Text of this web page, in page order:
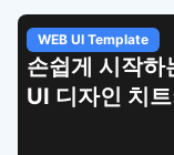
WEB UI Template
손쉽게 시작하
UI 디자인 치